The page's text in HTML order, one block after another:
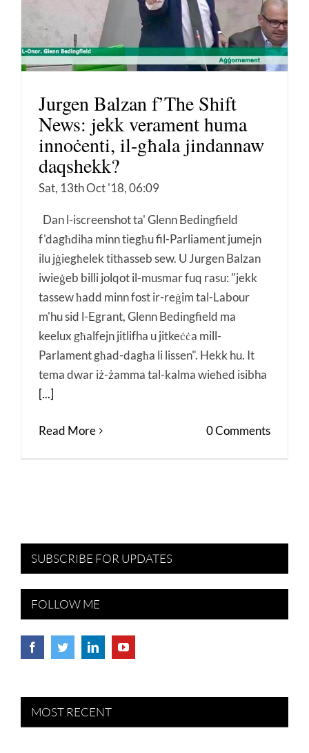
Jurgen Balzan f’The Shift
News: jekk verament huma
innoċenti, il-għala jindannaw
daqshekk?
Sat, 13th Oct '18, 06:09
Dan l-iscreenshot ta' Glenn Bedingfield
f'dagħdiha minn tiegħu fil-Parliament jumejn
ilu jġiegħelek titħasseb sew. U Jurgen Balzan
iwieġeb billi jolqot il-musmar fuq rasu: "jekk
tassew ħadd minn fost ir-reġim tal-Labour
m'hu sid l-Egrant, Glenn Bedingfield ma
keelux għalfejn jitlifha u jitkeċċa mill-
Parlament għad-dagħa li lissen". Hekk hu. It
tema dwar iż-żamma tal-kalma wieħed isibha
[...]
Read More 0 Comments
SUBSCRIBE FOR UPDATES
FOLLOW ME
MOST RECENT